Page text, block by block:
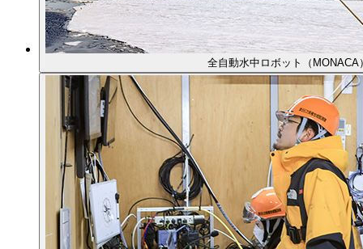
全自動水中ロボット（MONACA